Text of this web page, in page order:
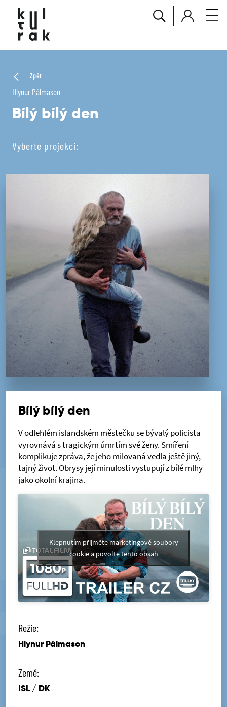
Zpět
Hlynur Pálmason
Bílý bílý den
Vyberte projekci:
Bílý bílý den
V odlehlém islandském městečku se bývalý policista
vyrovnává s tragickým úmrtím své ženy. Smíření
komplikuje zpráva, že jeho milovaná vedla ještě jiný,
tajný život. Obrysy její minulosti vystupují z bílé mlhy
jako okolní krajina.
Klepnutím přijměte marketingové soubory
cookie a povolte tento obsah
Režie:
Hlynur Pálmason
Země:
ISL / DK